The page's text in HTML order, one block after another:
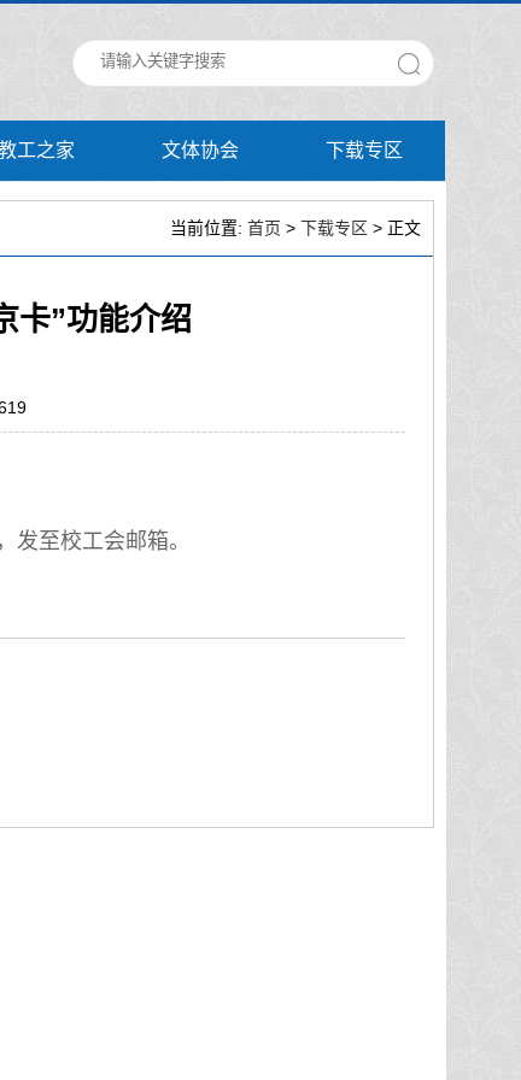
工之家 文体协会 下载专区
当前位置: 首页 > 下载专区 > 正文
卡”功能介绍
至校工会邮箱。